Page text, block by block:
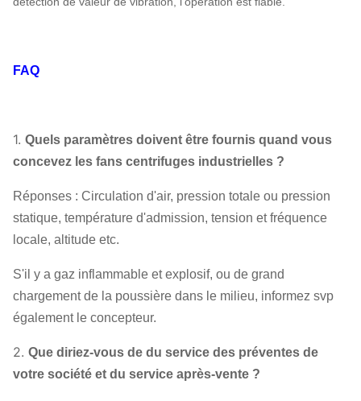
FAQ
1. Quels paramètres doivent être fournis quand vous
concevez les fans centrifuges industrielles ?
Réponses : Circulation d'air, pression totale ou pression
statique, température d'admission, tension et fréquence
locale, altitude etc.
S'il y a gaz inflammable et explosif, ou de grand
chargement de la poussière dans le milieu, informez svp
également le concepteur.
2. Que diriez-vous de du service des préventes de
votre société et du service après-vente ?